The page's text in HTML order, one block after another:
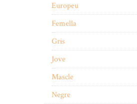
Europeu
Femella
Gris
Jove
Mascle
Negre